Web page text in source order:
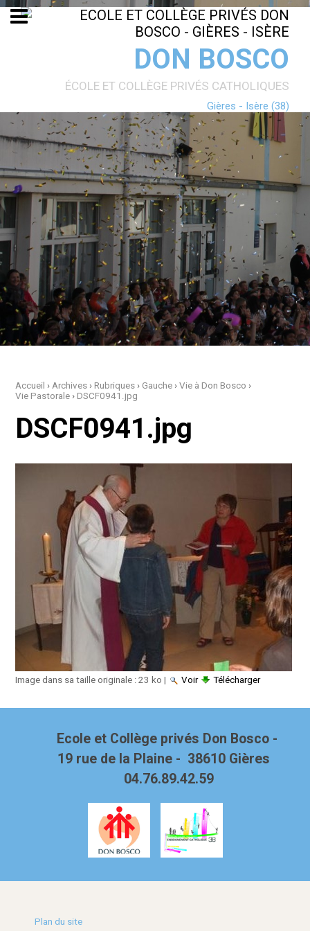
DON BOSCO
ÉCOLE ET COLLÈGE PRIVÉS CATHOLIQUES
Gières - Isère (38)
Accueil › Archives ›Rubriques › Gauche ›Vie à Don Bosco ›
Vie Pastorale ›DSCF0941.jpg
DSCF0941.jpg
Image dans sa taille originale : 23 ko | Voir Télécharger
Ecole et Collège privés Don Bosco -
19 rue de la Plaine - 38610 Gières
04.76.89.42.59
Plan du site